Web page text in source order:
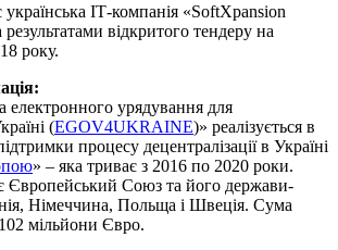
ІТ-компанія «SoftXpansion
відкритого тендеру на
року.
електронного урядування для
(EGOV4UKRAINE)» реалізується в
процесу децентралізації в Україні
» – яка триває з 2016 по 2020 роки.
Європейський Союз та його держави-
Німеччина, Польща і Швеція. Сума
мільйони Євро.